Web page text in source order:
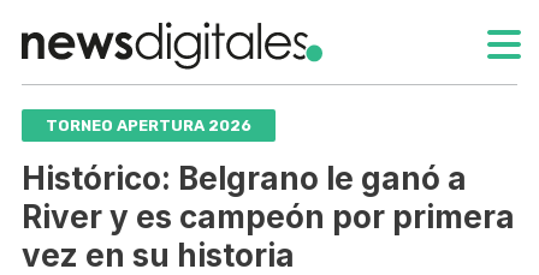
TORNEO APERTURA 2026
Histórico: Belgrano le ganó a
River y es campeón por primera
vez en su historia